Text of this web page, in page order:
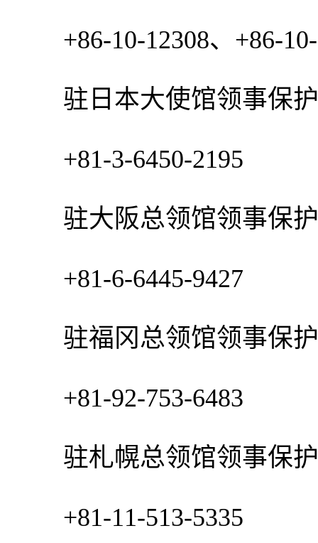
+86-10-12308、+86-10-
驻日本大使馆领事保护
+81-3-6450-2195
驻大阪总领馆领事保护
+81-6-6445-9427
驻福冈总领馆领事保护
+81-92-753-6483
驻札幌总领馆领事保护
+81-11-513-5335